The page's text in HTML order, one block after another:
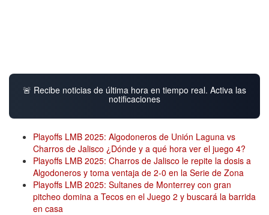
🚨 Recibe noticias de última hora en tiempo real. Activa las
notificaciones
Playoffs LMB 2025: Algodoneros de Unión Laguna vs
Charros de Jalisco ¿Dónde y a qué hora ver el juego 4?
Playoffs LMB 2025: Charros de Jalisco le repite la dosis a
Algodoneros y toma ventaja de 2-0 en la Serie de Zona
Playoffs LMB 2025: Sultanes de Monterrey con gran
pitcheo domina a Tecos en el Juego 2 y buscará la barrida
en casa